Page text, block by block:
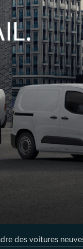
des voitures